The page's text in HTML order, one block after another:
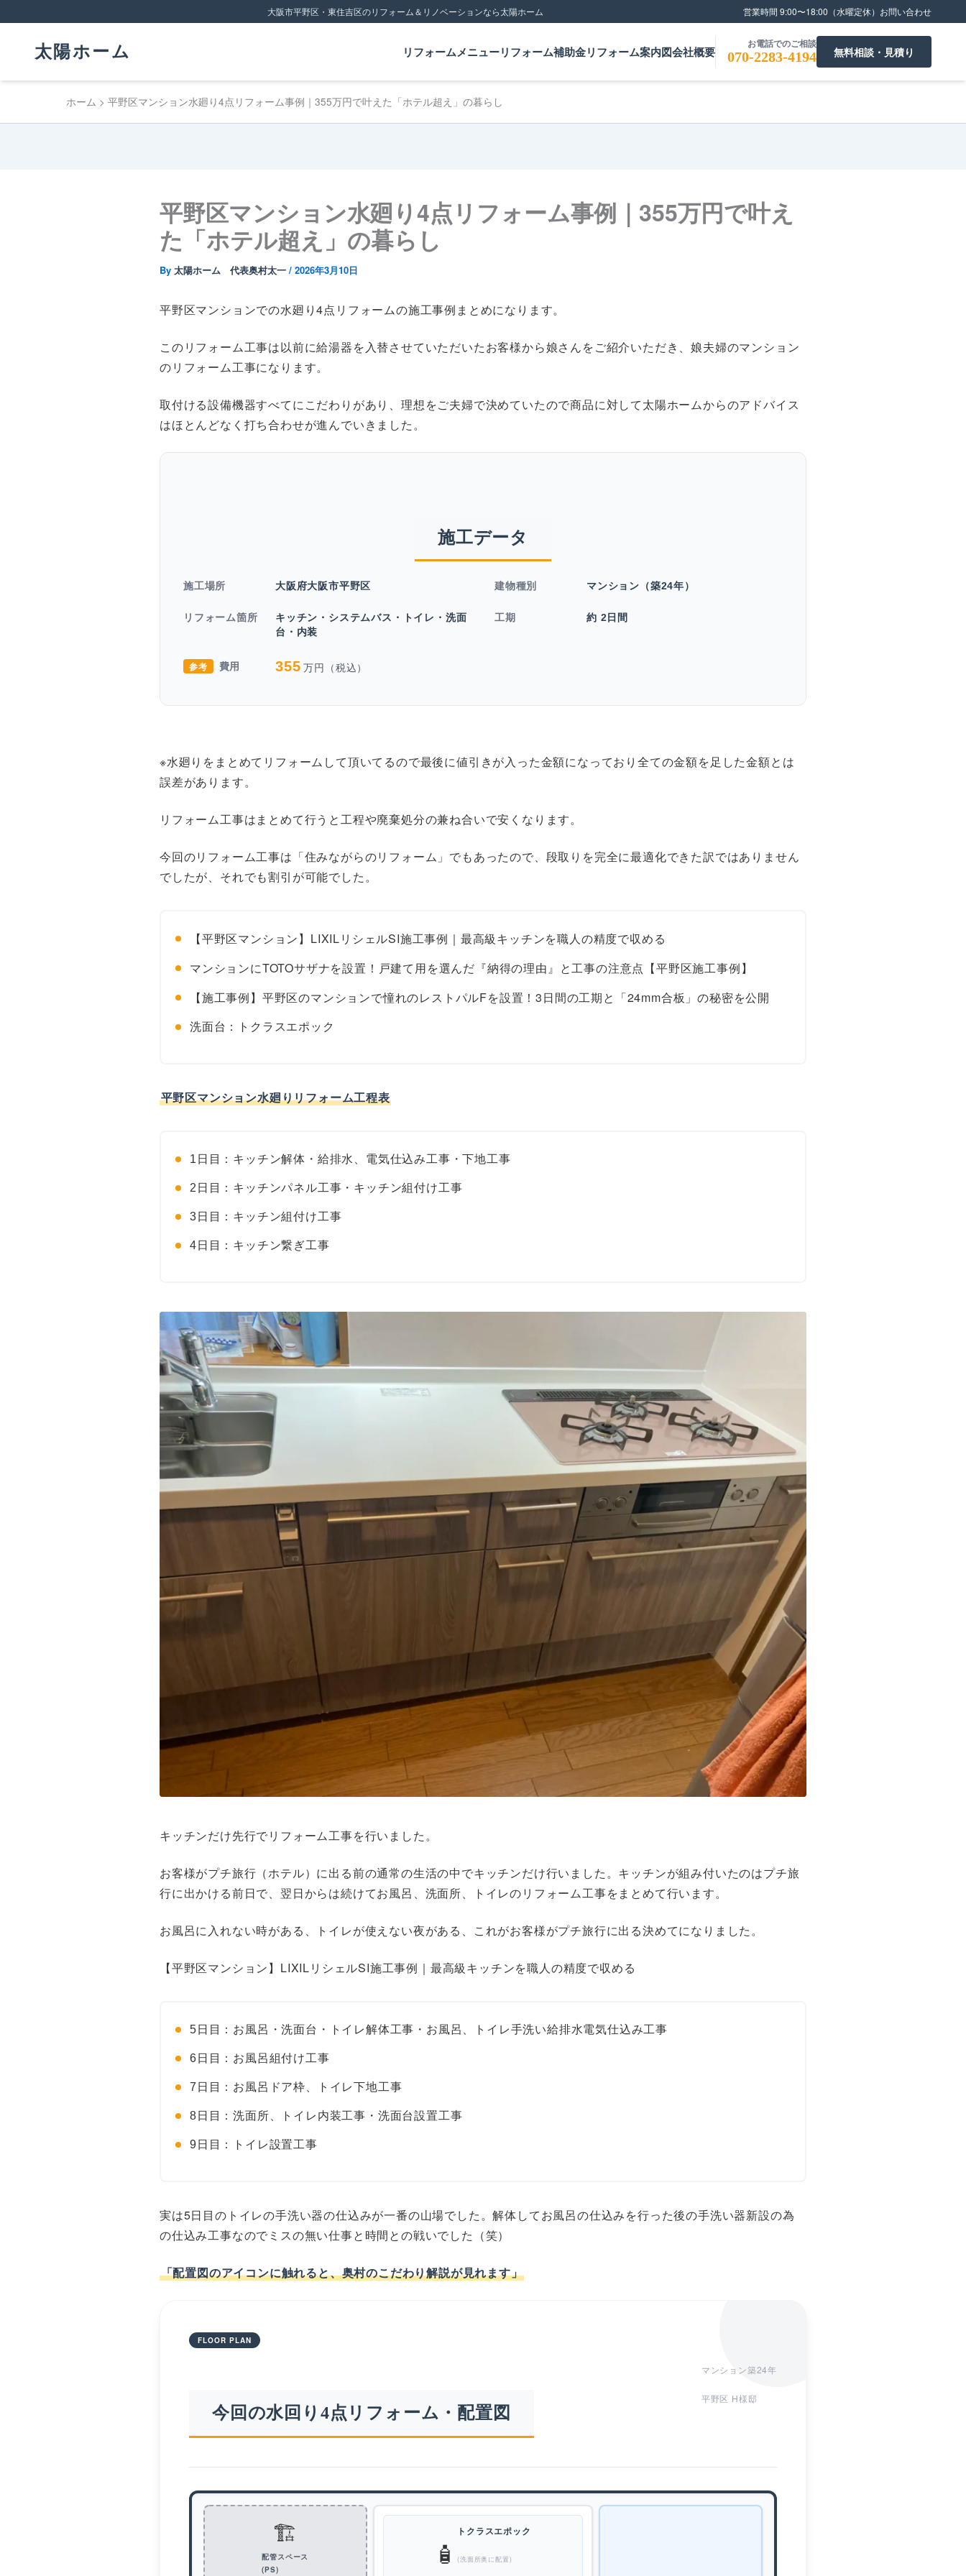
大阪市平野区・東住吉区のリフォーム＆リノベーションなら太陽ホーム 営業時間 9:00〜18:00（水曜定休） お問い合わせ
太陽ホーム リフォームメニューリフォーム補助金リフォーム案内図会社概要
お電話でのご相談
070-2283-4194 無料相談・見積り
ホーム 平野区マンション水廻り4点リフォーム事例｜355万円で叶えた「ホテル超え」の暮らし
平野区マンション水廻り4点リフォーム事例｜355万円で叶え
た「ホテル超え」の暮らし
By 太陽ホーム 代表奥村太一 / 2026年3月10日
平野区マンションでの水廻り4点リフォームの施工事例まとめになります。
このリフォーム工事は以前に給湯器を入替させていただいたお客様から娘さんをご紹介いただき、娘夫婦のマンション
のリフォーム工事になります。
取付ける設備機器すべてにこだわりがあり、理想をご夫婦で決めていたので商品に対して太陽ホームからのアドバイス
はほとんどなく打ち合わせが進んでいきました。
施工データ
施工場所 大阪府大阪市平野区 建物種別 マンション（築24年）
リフォーム箇所
キッチン・システムバス・トイレ・洗面
台・内装
工期 約 2日間
参考 費用 355 万円（税込）
※水廻りをまとめてリフォームして頂いてるので最後に値引きが入った金額になっており全ての金額を足した金額とは
誤差があります。
リフォーム工事はまとめて行うと工程や廃棄処分の兼ね合いで安くなります。
今回のリフォーム工事は「住みながらのリフォーム」でもあったので、段取りを完全に最適化できた訳ではありません
でしたが、それでも割引が可能でした。
【平野区マンション】LIXILリシェルSI施工事例｜最高級キッチンを職人の精度で収める
マンションにTOTOサザナを設置！戸建て用を選んだ『納得の理由』と工事の注意点【平野区施工事例】
【施工事例】平野区のマンションで憧れのレストパルFを設置！3日間の工期と「24mm合板」の秘密を公開
洗面台：トクラスエポック
平野区マンション水廻りリフォーム工程表
1日目：キッチン解体・給排水、電気仕込み工事・下地工事
2日目：キッチンパネル工事・キッチン組付け工事
3日目：キッチン組付け工事
4日目：キッチン繋ぎ工事
キッチンだけ先行でリフォーム工事を行いました。
お客様がプチ旅行（ホテル）に出る前の通常の生活の中でキッチンだけ行いました。キッチンが組み付いたのはプチ旅
行に出かける前日で、翌日からは続けてお風呂、洗面所、トイレのリフォーム工事をまとめて行います。
お風呂に入れない時がある、トイレが使えない夜がある、これがお客様がプチ旅行に出る決めてになりました。
【平野区マンション】LIXILリシェルSI施工事例｜最高級キッチンを職人の精度で収める
5日目：お風呂・洗面台・トイレ解体工事・お風呂、トイレ手洗い給排水電気仕込み工事
6日目：お風呂組付け工事
7日目：お風呂ドア枠、トイレ下地工事
8日目：洗面所、トイレ内装工事・洗面台設置工事
9日目：トイレ設置工事
実は5日目のトイレの手洗い器の仕込みが一番の山場でした。解体してお風呂の仕込みを行った後の手洗い器新設の為
の仕込み工事なのでミスの無い仕事と時間との戦いでした（笑）
「配置図のアイコンに触れると、奥村のこだわり解説が見れます」
FLOOR PLAN
今回の水回り4点リフォーム・配置図
マンション築24年
平野区 H様邸
🏗️
配管スペース
(PS)
🧴
トクラスエポック
(洗面所奥に配置)